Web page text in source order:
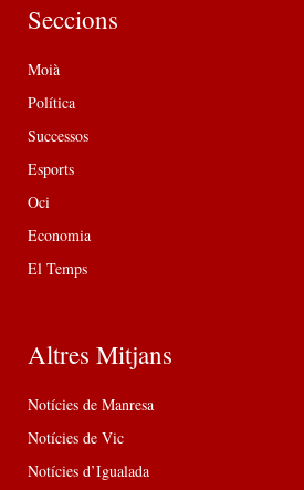
Seccions
Moià
Política
Successos
Esports
Oci
Economia
El Temps
Altres Mitjans
Notícies de Manresa
Notícies de Vic
Notícies d’Igualada